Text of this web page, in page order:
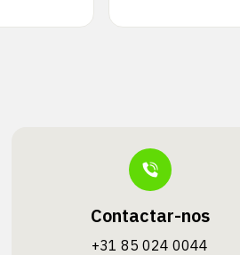
Contactar-nos
+31 85 024 0044